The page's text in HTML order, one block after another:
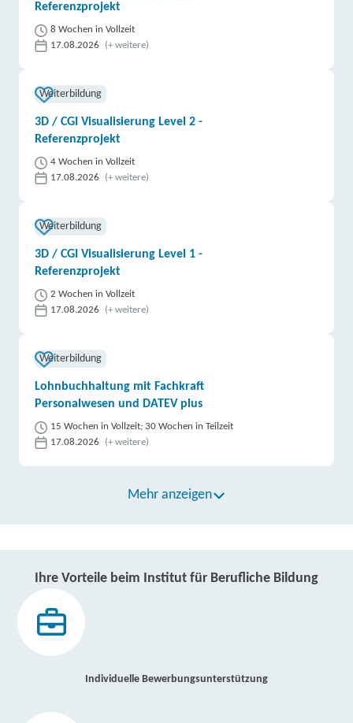
Referenzprojekt
8 Wochen in Vollzeit
17.08.2026
(+ weitere)
Weiterbildung
3D / CGI Visualisierung Level 2 -
Referenzprojekt
4 Wochen in Vollzeit
17.08.2026
(+ weitere)
Weiterbildung
3D / CGI Visualisierung Level 1 -
Referenzprojekt
2 Wochen in Vollzeit
17.08.2026
(+ weitere)
Weiterbildung
Lohnbuchhaltung mit Fachkraft
Personalwesen und DATEV plus
15 Wochen in Vollzeit; 30 Wochen in Teilzeit
17.08.2026
(+ weitere)
Mehr anzeigen
Ihre Vorteile beim Institut für Berufliche Bildung
Individuelle Bewerbungsunterstützung